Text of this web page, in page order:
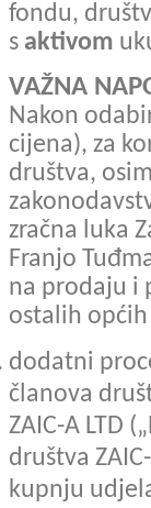
fondu,
s aktivom
VAŽNA
Nakon
cijena), za
društva,
zračna luka
Franjo
na prodaju i
ostalih
dodatni
članova
ZAIC-A LTD
društva
kupnju